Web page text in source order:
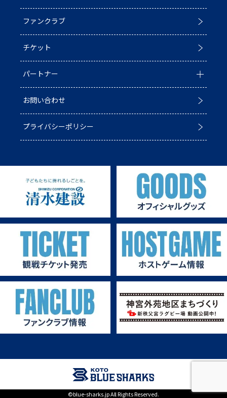
試合情報
普及活動
ACADEMY
ホストゲーム最終
第6戦ホストゲーム
青鮫祭り2026
第4戦ホストゲーム
第3戦ホストゲーム
第1戦ホストゲーム
チーム情報
チームの歴史
ホストのご案内
ファンクラブ
チケット
パートナー
パートナー一覧
パートナー募集
お問い合わせ
プライバシーポリシー
©blue-sharks.jp All Rights Reserved.